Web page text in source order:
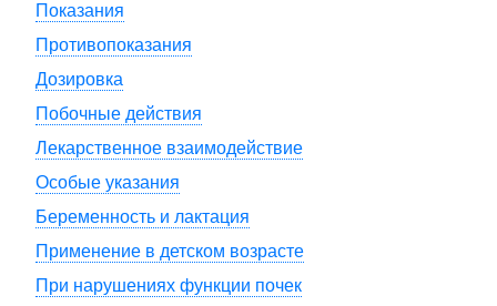
Показания
Противопоказания
Дозировка
Побочные действия
Лекарственное взаимодействие
Особые указания
Беременность и лактация
Применение в детском возрасте
При нарушениях функции почек